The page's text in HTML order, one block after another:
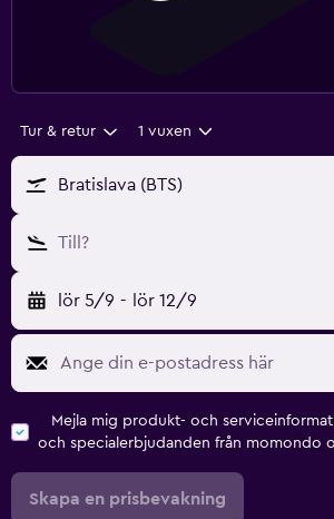
Tur & retur 1 vuxen
Bratislava (BTS)
Till?
lör 5/9 - lör 12/9
Mejla mig produkt- och
och specialerbjudanden från momondo
Skapa en prisbevakning